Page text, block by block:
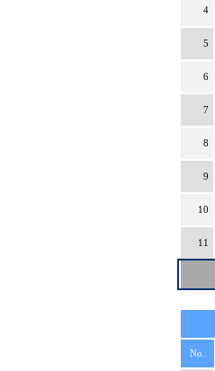
4
5
6
7
8
9
10
11
No.